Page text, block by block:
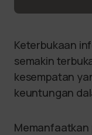
Keterbukaan
semakin
kesempatan
keuntungan
Memanfaatkan